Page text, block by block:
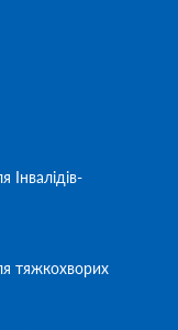
тяжкохворих